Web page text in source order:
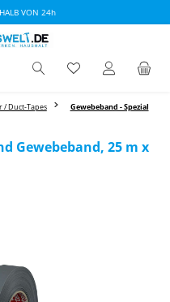
VON 24h
/ Duct-Tapes Gewebeband - Spezial
Gewebeband, 25 m x